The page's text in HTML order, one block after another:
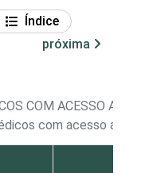
Índice
próxima
COM ACESSO A
com acesso a